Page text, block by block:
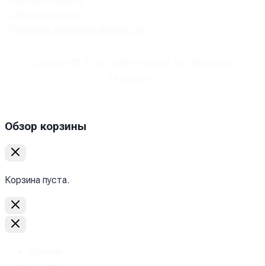
Обзор корзины
Корзина пуста.